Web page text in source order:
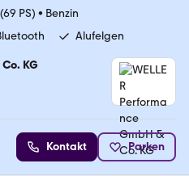
PS) • Benzin
Alufelgen
KG
Kontakt Parken